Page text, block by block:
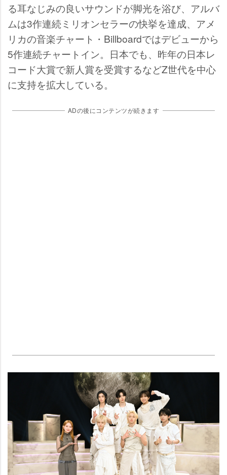
る耳なじみの良いサウンドが脚光を浴び、アルバ
ムは3作連続ミリオンセラーの快挙を達成、アメ
リカの音楽チャート・Billboardではデビューから
5作連続チャートイン。日本でも、昨年の日本レ
コード大賞で新人賞を受賞するなどZ世代を中心
に支持を拡大している。
ADの後にコンテンツが続きます